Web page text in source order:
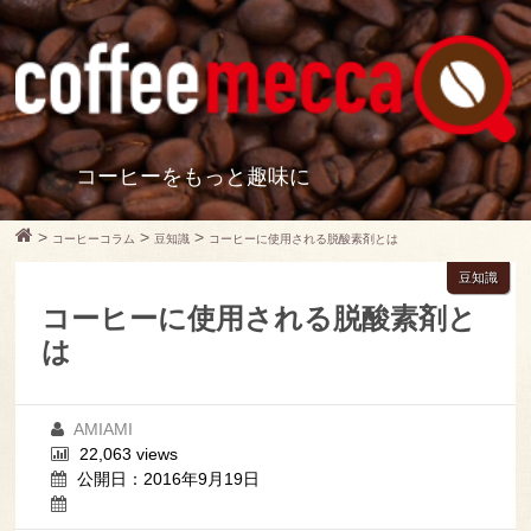
コーヒーをもっと趣味に
> コーヒーコラム >豆知識 > コーヒーに使用される脱酸素剤とは
コーヒーに使用される脱酸素剤と
は
豆知識
AMIAMI
22,063 views
公開日：2016年9月19日